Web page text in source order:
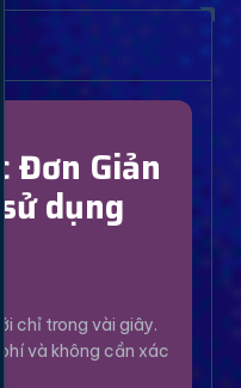
Đơn Giản
dụng
chỉ trong vài giây.
và không cần xác